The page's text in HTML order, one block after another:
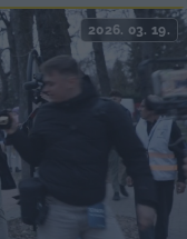
2026. 03. 19.